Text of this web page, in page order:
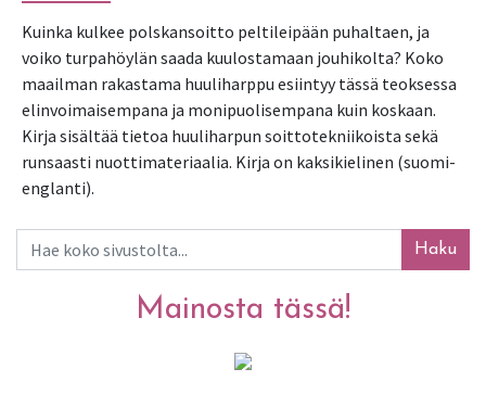
Kuinka kulkee polskansoitto peltileipään puhaltaen, ja
voiko turpahöylän saada kuulostamaan jouhikolta? Koko
maailman rakastama huuliharppu esiintyy tässä teoksessa
elinvoimaisempana ja monipuolisempana kuin koskaan.
Kirja sisältää tietoa huuliharpun soittotekniikoista sekä
runsaasti nuottimateriaalia. Kirja on kaksikielinen (suomi-
englanti).
Haku
Mainosta tässä!